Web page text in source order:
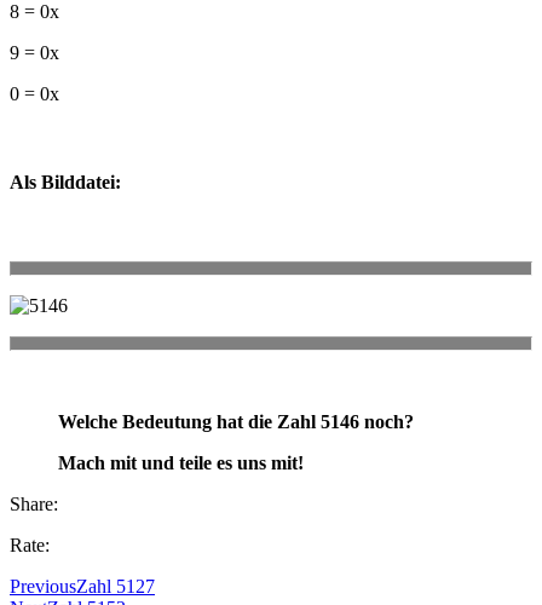
8 = 0x
9 = 0x
0 = 0x
Als Bilddatei:
Welche Bedeutung hat die Zahl 5146 noch?
Mach mit und teile es uns mit!
Share:
Rate:
PreviousZahl 5127